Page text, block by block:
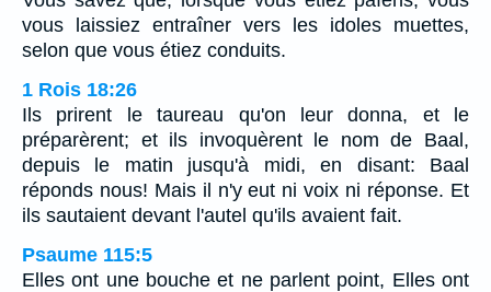
vous laissiez entraîner vers les idoles muettes,
selon que vous étiez conduits.
1 Rois 18:26
Ils prirent le taureau qu'on leur donna, et le
préparèrent; et ils invoquèrent le nom de Baal,
depuis le matin jusqu'à midi, en disant: Baal
réponds nous! Mais il n'y eut ni voix ni réponse. Et
ils sautaient devant l'autel qu'ils avaient fait.
Psaume 115:5
Elles ont une bouche et ne parlent point, Elles ont